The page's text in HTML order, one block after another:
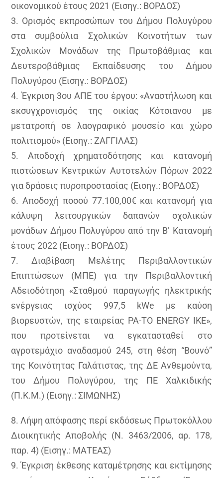
οικονομικού έτους 2021 (Εισηγ.: ΒΟΡΔΟΣ)
3. Ορισμός εκπροσώπων του Δήμου Πολυγύρου
στα συμβούλια Σχολικών Κοινοτήτων των
Σχολικών Μονάδων της Πρωτοβάθμιας και
Δευτεροβάθμιας Εκπαίδευσης του Δήμου
Πολυγύρου (Εισηγ.: ΒΟΡΔΟΣ)
4. Έγκριση 3ου ΑΠΕ του έργου: «Αναστήλωση και
εκσυγχρονισμός της οικίας Κότσιανου με
μετατροπή σε λαογραφικό μουσείο και χώρο
πολιτισμού» (Εισηγ.: ΖΑΓΓΙΛΑΣ)
5. Αποδοχή χρηματοδότησης και κατανομή
πιστώσεων Κεντρικών Αυτοτελών Πόρων 2022
για δράσεις πυροπροστασίας (Εισηγ.: ΒΟΡΔΟΣ)
6. Αποδοχή ποσού 77.100,00€ και κατανομή για
κάλυψη λειτουργικών δαπανών σχολικών
μονάδων Δήμου Πολυγύρου από την Β’ Κατανομή
έτους 2022 (Εισηγ.: ΒΟΡΔΟΣ)
7. Διαβίβαση Μελέτης Περιβαλλοντικών
Επιπτώσεων (ΜΠΕ) για την Περιβαλλοντική
Αδειοδότηση «Σταθμού παραγωγής ηλεκτρικής
ενέργειας ισχύος 997,5 kWe με καύση
βιορευστών, της εταιρείας PA-TO ENERGY ΙΚΕ»,
που προτείνεται να εγκατασταθεί στο
αγροτεμάχιο αναδασμού 245, στη θέση “Βουνό”
της Κοινότητας Γαλάτιστας, της ΔΕ Ανθεμούντα,
του Δήμου Πολυγύρου, της ΠΕ Χαλκιδικής
(Π.Κ.Μ.) (Εισηγ.: ΣΙΜΩΝΗΣ)
8. Λήψη απόφασης περί εκδόσεως Πρωτοκόλλου
Διοικητικής Αποβολής (Ν. 3463/2006, αρ. 178,
παρ. 4) (Εισηγ.: ΜΑΤΕΑΣ)
9. Έγκριση έκθεσης καταμέτρησης και εκτίμησης